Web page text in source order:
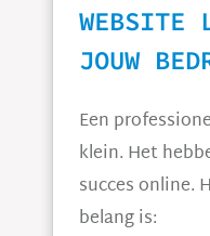
WEBSITE
JOUW
Een
klein. Het
succes online.
belang is: